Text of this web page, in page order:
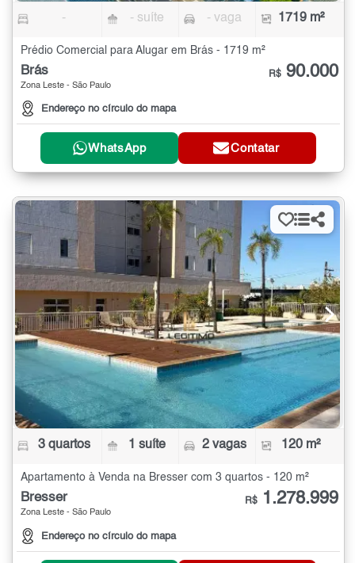
- - suíte - vaga 1719 m²
Prédio Comercial para Alugar em Brás - 1719 m²
Brás
Zona Leste - São Paulo
Endereço no círculo do mapa
R$ 90.000
WhatsApp Contatar
3 quartos 1 suíte 2 vagas 120 m²
Apartamento à Venda na Bresser com 3 quartos - 120 m²
Bresser
Zona Leste - São Paulo
Endereço no círculo do mapa
R$ 1.278.999